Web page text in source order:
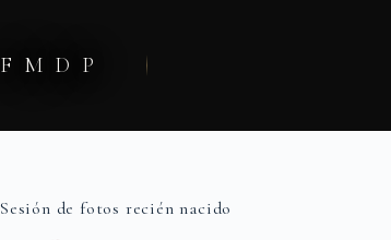
contenido
FMDP
Sesión de fotos recién nacido